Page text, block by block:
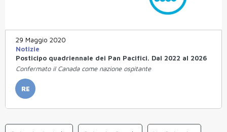
29 Maggio 2020
Notizie
Posticipo quadriennale dei Pan Pacifici. Dal 2022 al 2026
Confermato il Canada come nazione ospitante
RE